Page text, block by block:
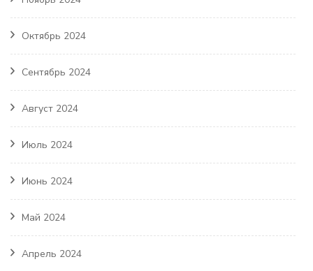
Октябрь 2024
Сентябрь 2024
Август 2024
Июль 2024
Июнь 2024
Май 2024
Апрель 2024